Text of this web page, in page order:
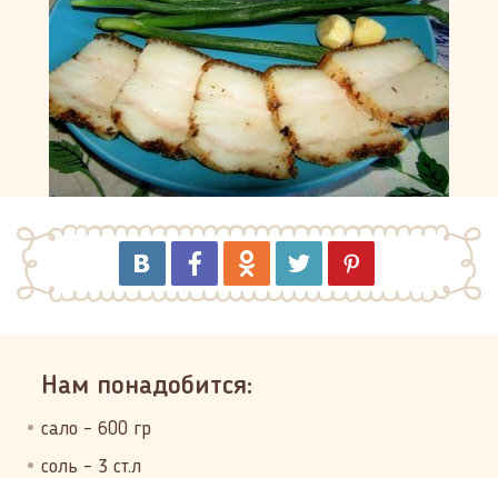
Нам понадобится:
сало – 600 гр
соль – 3 ст.л